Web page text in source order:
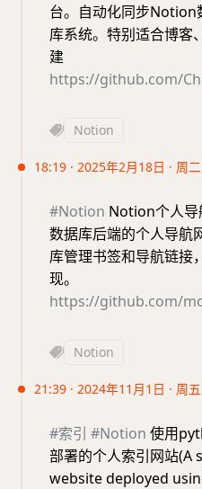
台。自动化同步Notion
库系统。特别适合博客
建
https://github.com/
Notion
18:19 · 2025年2月18日 · 周二
#Notion Notion个人导
数据库后端的个人导航
库管理书签和导航链接
现。
https://github.com/
Notion
21:39 · 2024年11月1日 · 周五
#索引 #Notion 使用
部署的个人索引网站
website deployed